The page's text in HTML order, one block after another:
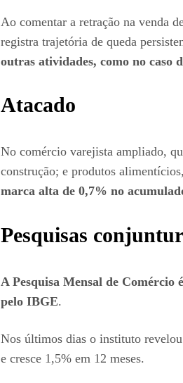
Ao comentar a retração na venda
registra trajetória de queda
outras atividades, como no caso
Atacado
No comércio varejista ampliado,
construção; e produtos
marca alta de 0,7% no
Pesquisas
A Pesquisa Mensal de
pelo IBGE.
Nos últimos dias o instituto
e cresce 1,5% em 12 meses.